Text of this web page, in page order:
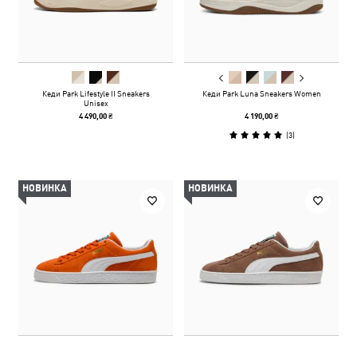
Кеди Park Lifestyle II Sneakers
Unisex
4 490,00 ₴
Кеди Park Luna Sneakers Women
4 190,00 ₴
(3)
НОВИНКА НОВИНКА